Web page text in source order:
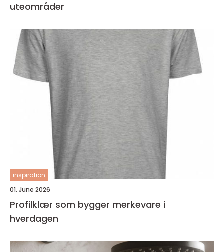
uteområder
inspiration
01. June 2026
Profilklær som bygger merkevare i
hverdagen